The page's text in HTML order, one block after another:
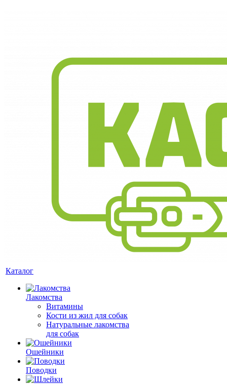
Каталог
Лакомства
Витамины
Кости из жил для собак
Натуральные лакомства
для собак
Ошейники
Поводки